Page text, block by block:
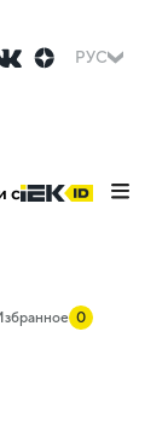
РУС
с
0